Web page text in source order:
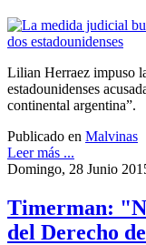
Lilian Herraez impuso
estadounidenses
continental argentina”.
Publicado en Malvinas
Leer más ...
Domingo, 28 Junio
Timerman:
del Derecho